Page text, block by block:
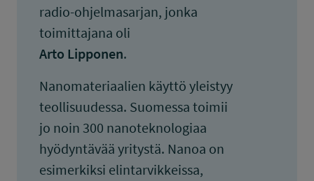
radio-ohjelmasarjan, jonka
toimittajana oli
Arto Lipponen.
Nanomateriaalien käyttö yleistyy
teollisuudessa. Suomessa toimii
jo noin 300 nanoteknologiaa
hyödyntävää yritystä. Nanoa on
esimerkiksi elintarvikkeissa,